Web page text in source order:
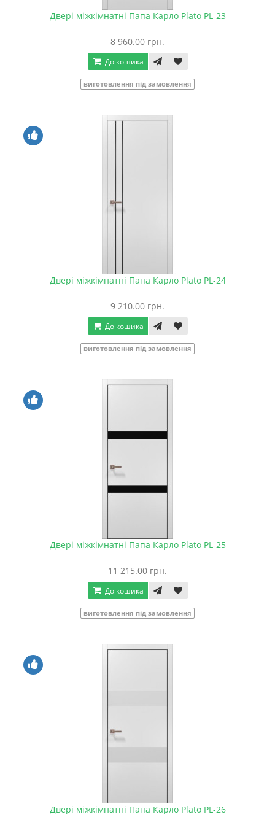
Двері міжкімнатні Папа Карло Plato PL-23
8 960.00 грн.
До кошика
виготовлення під замовлення
Двері міжкімнатні Папа Карло Plato PL-24
9 210.00 грн.
До кошика
виготовлення під замовлення
Двері міжкімнатні Папа Карло Plato PL-25
11 215.00 грн.
До кошика
виготовлення під замовлення
Двері міжкімнатні Папа Карло Plato PL-26